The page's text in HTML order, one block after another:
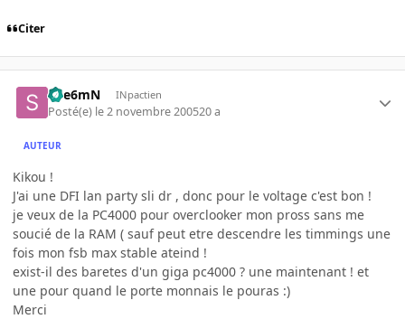
Citer
Spe6mN INpactien
Posté(e) le 2 novembre 200520 a
AUTEUR
Kikou !
J'ai une DFI lan party sli dr , donc pour le voltage c'est bon !
je veux de la PC4000 pour overclooker mon pross sans me
soucié de la RAM ( sauf peut etre descendre les timmings une
fois mon fsb max stable ateind !
exist-il des baretes d'un giga pc4000 ? une maintenant ! et
une pour quand le porte monnais le pouras :)
Merci